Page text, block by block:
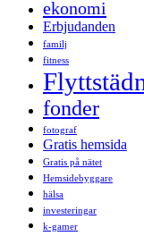
ekonomi
Erbjudanden
familj
fitness
fonder
fotograf
Gratis hemsida
Gratis på nätet
Hemsidebyggare
hälsa
investeringar
k-gamer